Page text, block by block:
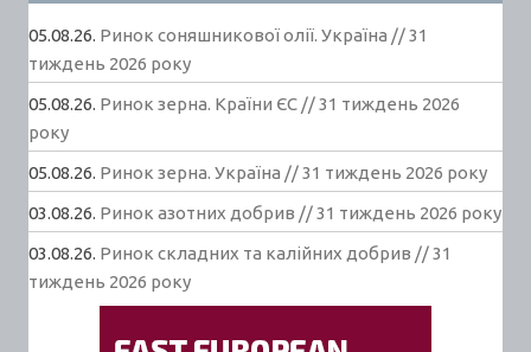
05.08.26. Ринок соняшникової олії. Україна // 31
тиждень 2026 року
05.08.26. Ринок зерна. Країни ЄС // 31 тиждень 2026
року
05.08.26. Ринок зерна. Україна // 31 тиждень 2026 року
03.08.26. Ринок азотних добрив // 31 тиждень 2026 року
03.08.26. Ринок складних та калійних добрив // 31
тиждень 2026 року